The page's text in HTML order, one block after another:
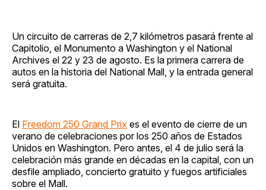
Un circuito de carreras de 2,7 kilómetros pasará frente al
Capitolio, el Monumento a Washington y el National
Archives el 22 y 23 de agosto. Es la primera carrera de
autos en la historia del National Mall, y la entrada general
será gratuita.
El Freedom 250 Grand Prix es el evento de cierre de un
verano de celebraciones por los 250 años de Estados
Unidos en Washington. Pero antes, el 4 de julio será la
celebración más grande en décadas en la capital, con un
desfile ampliado, concierto gratuito y fuegos artificiales
sobre el Mall.